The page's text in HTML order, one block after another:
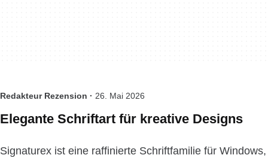
Redakteur Rezension · 26. Mai 2026
Elegante Schriftart für kreative Designs
Signaturex ist eine raffinierte Schriftfamilie für Windows,